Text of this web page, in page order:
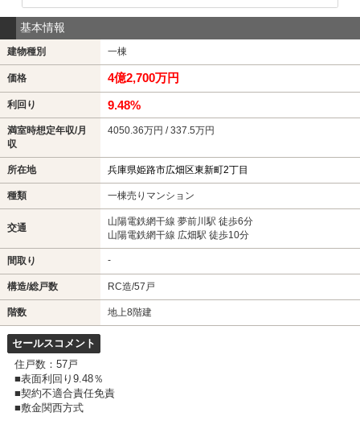
基本情報
建物種別 一棟
価格 4億2,700万円
利回り 9.48%
満室時想定年収/月
収
4050.36万円 / 337.5万円
所在地 兵庫県姫路市広畑区東新町2丁目
種類 一棟売りマンション
交通
山陽電鉄網干線 夢前川駅 徒歩6分
山陽電鉄網干線 広畑駅 徒歩10分
間取り -
構造/総戸数 RC造/57戸
階数 地上8階建
セールスコメント
住戸数：57戸
■表面利回り9.48％
■契約不適合責任免責
■敷金関西方式